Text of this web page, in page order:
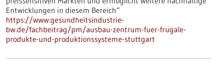
Entwicklungen in diesem Bereich“
https://www.gesundheitsindustrie-
bw.de/fachbeitrag/pm/ausbau-zentrum-fuer-frugale-
produkte-und-produktionssysteme-stuttgart